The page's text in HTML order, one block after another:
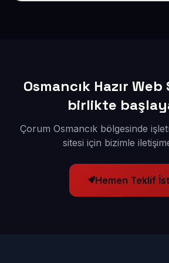
Osmancık Hazır
birlikte
Çorum Osmancık bölgesinde
sitesi için bizimle
Hemen Teklif